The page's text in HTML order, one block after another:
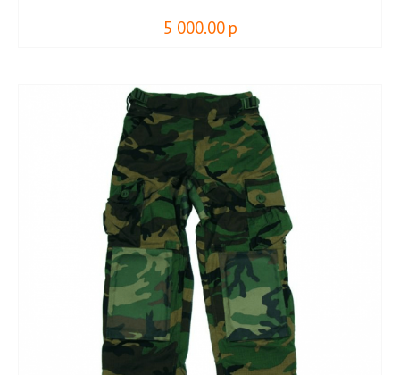
5 000.00 р